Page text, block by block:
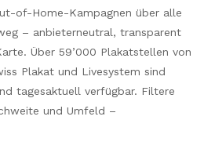
of-Home-Kampagnen über alle
– anbieterneutral, transparent
Über 59’000 Plakatstellen von
Plakat und Livesystem sind
tagesaktuell verfügbar. Filtere
und Umfeld –